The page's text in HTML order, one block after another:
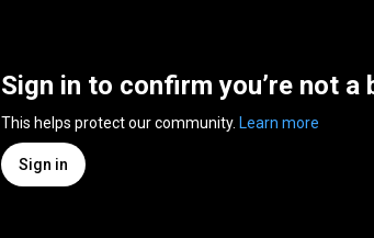
Sign in to confirm you’re not a
This helps protect our community. Learn more
Sign in